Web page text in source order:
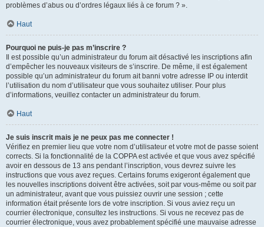
problèmes d’abus ou d’ordres légaux liés à ce forum ? ».
Haut
Pourquoi ne puis-je pas m’inscrire ?
Il est possible qu’un administrateur du forum ait désactivé les inscriptions afin
d’empêcher les nouveaux visiteurs de s’inscrire. De même, il est également
possible qu’un administrateur du forum ait banni votre adresse IP ou interdit
l’utilisation du nom d’utilisateur que vous souhaitez utiliser. Pour plus
d’informations, veuillez contacter un administrateur du forum.
Haut
Je suis inscrit mais je ne peux pas me connecter !
Vérifiez en premier lieu que votre nom d’utilisateur et votre mot de passe soient
corrects. Si la fonctionnalité de la COPPA est activée et que vous avez spécifié
avoir en dessous de 13 ans pendant l’inscription, vous devrez suivre les
instructions que vous avez reçues. Certains forums exigeront également que
les nouvelles inscriptions doivent être activées, soit par vous-même ou soit par
un administrateur, avant que vous puissiez ouvrir une session ; cette
information était présente lors de votre inscription. Si vous aviez reçu un
courrier électronique, consultez les instructions. Si vous ne recevez pas de
courrier électronique, vous avez probablement spécifié une mauvaise adresse